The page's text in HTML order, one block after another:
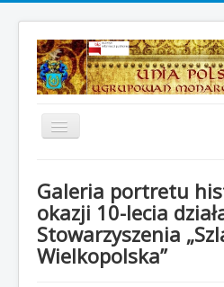
Toggle
Navigation
Aktualności
Z dawnych dziejów
Galeria zdjęć
Galeria portretu
okazji 10-lecia
Stowarzyszenia
Wielkopolska”